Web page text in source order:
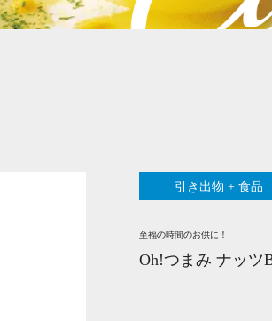
引き出物 + 食品
至福の時間のお供に！
Oh!つまみ ナッツ